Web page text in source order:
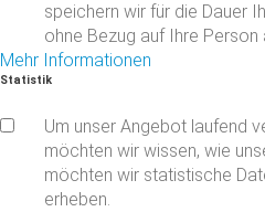
speichern wir für die Dauer
ohne Bezug auf Ihre
Mehr Informationen
Statistik
Um unser Angebot laufend
möchten wir wissen, wie
möchten wir statistische
erheben.